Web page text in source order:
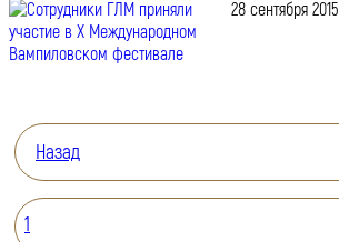
28 сентября 2015
Назад
1